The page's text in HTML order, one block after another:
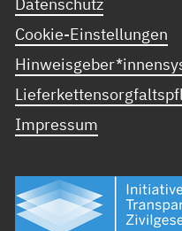
Cookie-Einstellungen
Impressum